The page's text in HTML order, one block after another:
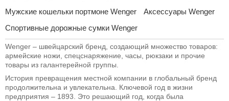
Мужские кошельки портмоне Wenger
Аксессуары Wenger
Спортивные дорожные сумки Wenger
Wenger – швейцарский бренд, создающий множество товаров:
армейские ножи, спецснаряжение, часы, рюкзаки и прочие
товары из галантерейной группы.
История превращения местной компании в глобальный бренд
продолжительна и увлекательна. Ключевой год в жизни
предприятия – 1893. Это решающий год, когда была